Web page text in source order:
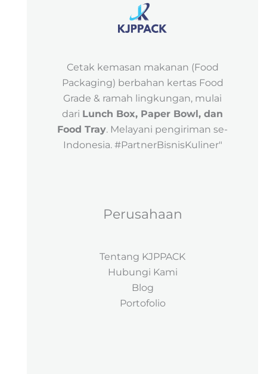
Cetak kemasan makanan (Food
Packaging) berbahan kertas Food
Grade & ramah lingkungan, mulai
dari Lunch Box, Paper Bowl, dan
Food Tray. Melayani pengiriman se-
Indonesia. #PartnerBisnisKuliner"
Perusahaan
Tentang KJPPACK
Hubungi Kami
Blog
Portofolio